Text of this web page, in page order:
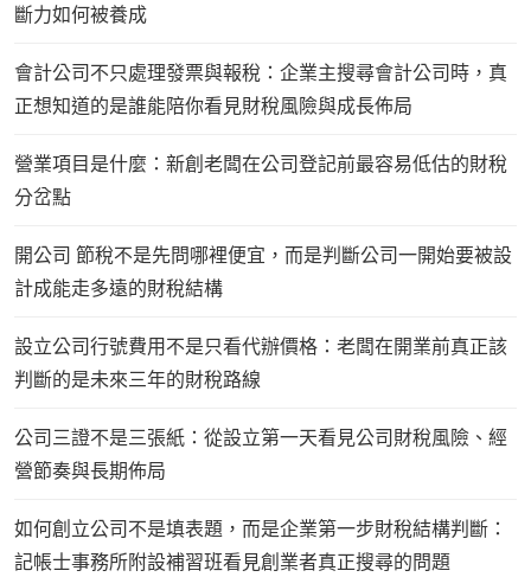
斷力如何被養成
會計公司不只處理發票與報稅：企業主搜尋會計公司時，真
正想知道的是誰能陪你看見財稅風險與成長佈局
營業項目是什麼：新創老闆在公司登記前最容易低估的財稅
分岔點
開公司 節稅不是先問哪裡便宜，而是判斷公司一開始要被設
計成能走多遠的財稅結構
設立公司行號費用不是只看代辦價格：老闆在開業前真正該
判斷的是未來三年的財稅路線
公司三證不是三張紙：從設立第一天看見公司財稅風險、經
營節奏與長期佈局
如何創立公司不是填表題，而是企業第一步財稅結構判斷：
記帳士事務所附設補習班看見創業者真正搜尋的問題